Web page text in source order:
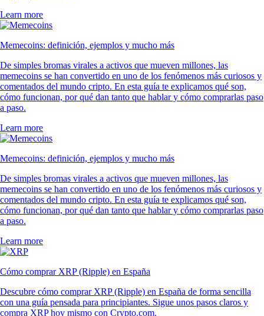
Learn more
Memecoins: definición, ejemplos y mucho más
De simples bromas virales a activos que mueven millones, las
memecoins se han convertido en uno de los fenómenos más curiosos y
comentados del mundo cripto. En esta guía te explicamos qué son,
cómo funcionan, por qué dan tanto que hablar y cómo comprarlas paso
a paso.
Learn more
Memecoins: definición, ejemplos y mucho más
De simples bromas virales a activos que mueven millones, las
memecoins se han convertido en uno de los fenómenos más curiosos y
comentados del mundo cripto. En esta guía te explicamos qué son,
cómo funcionan, por qué dan tanto que hablar y cómo comprarlas paso
a paso.
Learn more
Cómo comprar XRP (Ripple) en España
Descubre cómo comprar XRP (Ripple) en España de forma sencilla
con una guía pensada para principiantes. Sigue unos pasos claros y
compra XRP hoy mismo con Crypto.com.